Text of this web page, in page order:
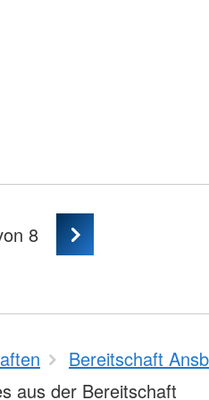
8
Bereitschaft
aus der Bereitschaft